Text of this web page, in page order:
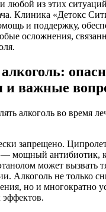
любой из этих
Клиника «Детокс
и поддержку,
осложнения,
и важные
алкоголь во время
запрещено.
мощный антибиотик,
может вызвать
Алкоголь не только
но и многократно